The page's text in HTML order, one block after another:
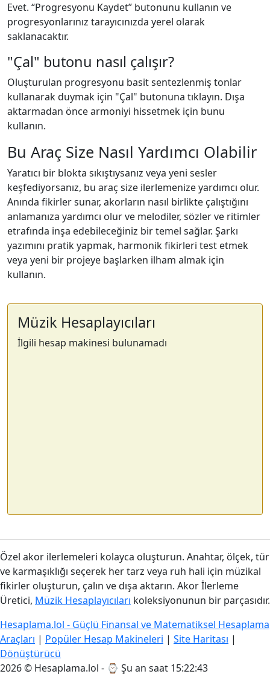
Evet. “Progresyonu Kaydet” butonunu kullanın ve
progresyonlarınız tarayıcınızda yerel olarak
saklanacaktır.
"Çal" butonu nasıl çalışır?
Oluşturulan progresyonu basit sentezlenmiş tonlar
kullanarak duymak için "Çal" butonuna tıklayın. Dışa
aktarmadan önce armoniyi hissetmek için bunu
kullanın.
Bu Araç Size Nasıl Yardımcı Olabilir
Yaratıcı bir blokta sıkıştıysanız veya yeni sesler
keşfediyorsanız, bu araç size ilerlemenize yardımcı olur.
Anında fikirler sunar, akorların nasıl birlikte çalıştığını
anlamanıza yardımcı olur ve melodiler, sözler ve ritimler
etrafında inşa edebileceğiniz bir temel sağlar. Şarkı
yazımını pratik yapmak, harmonik fikirleri test etmek
veya yeni bir projeye başlarken ilham almak için
kullanın.
Müzik Hesaplayıcıları
İlgili hesap makinesi bulunamadı
Özel akor ilerlemeleri kolayca oluşturun. Anahtar, ölçek, tür
ve karmaşıklığı seçerek her tarz veya ruh hali için müzikal
fikirler oluşturun, çalın ve dışa aktarın. Akor İlerleme
Üretici, Müzik Hesaplayıcıları koleksiyonunun bir parçasıdır.
Hesaplama.lol - Güçlü Finansal ve Matematiksel Hesaplama
Araçları | Popüler Hesap Makineleri | Site Haritası |
Dönüştürücü
2026 © Hesaplama.lol - ⌚ Şu an saat 15:22:43